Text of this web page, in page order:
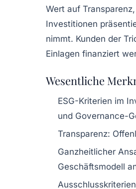
Wert auf
Investitionen
nimmt. Kunden der
Einlagen finanziert
Wesentliche
ESG-Kriterien im
und Governance-
Transparenz:
Ganzheitlicher
Geschäftsmodell